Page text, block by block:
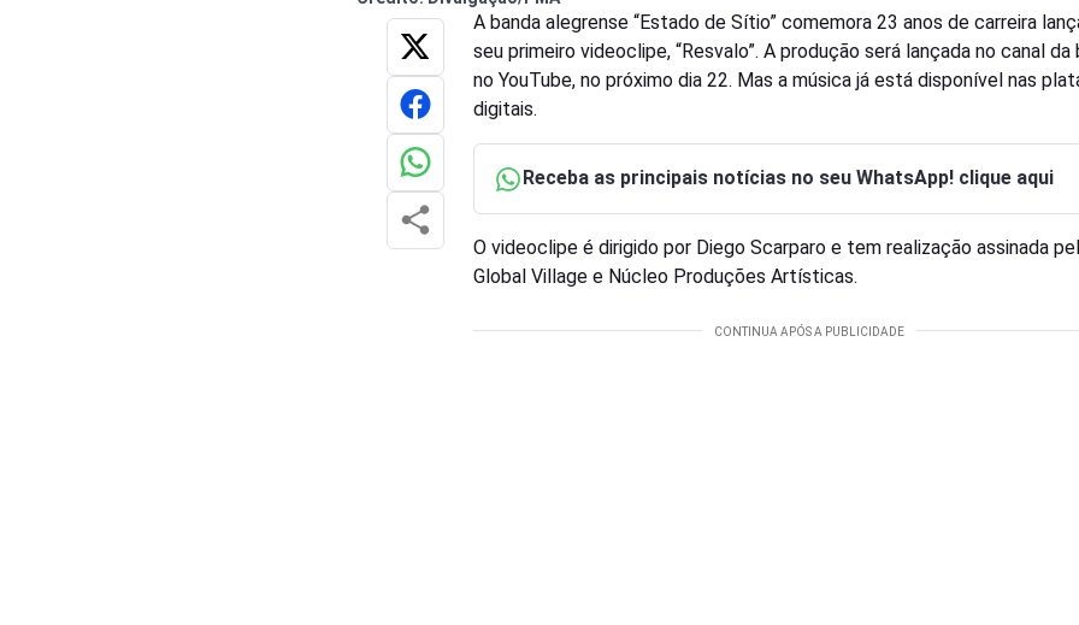
A banda alegrense “Estado de Sítio” comemora 23 anos de carreira
seu primeiro videoclipe, “Resvalo”. A produção será lançada no canal da
no YouTube, no próximo dia 22. Mas a música já está disponível nas
digitais.
Receba as principais notícias no seu WhatsApp! clique aqui
O videoclipe é dirigido por Diego Scarparo e tem realização assinada
Global Village e Núcleo Produções Artísticas.